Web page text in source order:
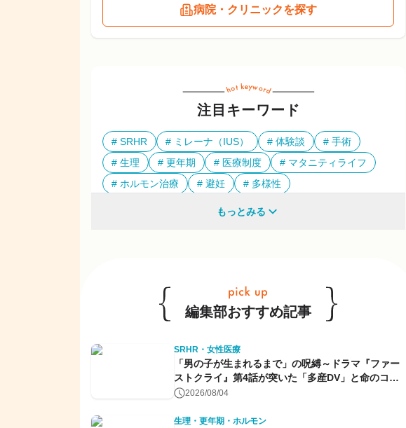
病院・クリニックを探す
注目キーワード
SRHR ミレーナ（IUS） 体験談
手術
生理
更年期 医療制度
マタニティライフ
ホルモン治療
避妊 多様性
もっとみる
編集部おすすめ記事
SRHR・女性医療
「男の子が生まれるまで」の呪縛～ドラマ『ファー
ストクライ』第4話が突いた「多産DV」と命のコン
トロール～
2026/08/04
生理・更年期・ホルモン